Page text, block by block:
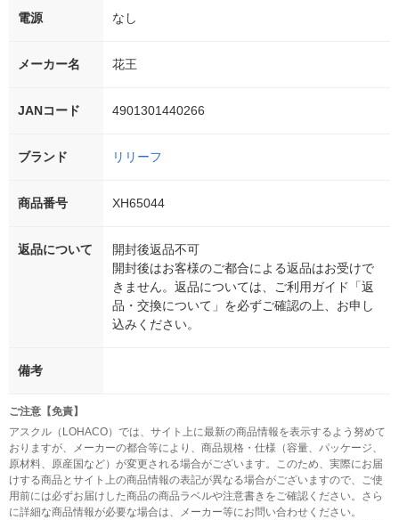
電源 なし
メーカー名 花王
JANコード 4901301440266
ブランド リリーフ
商品番号 XH65044
返品について
開封後返品不可
開封後はお客様のご都合による返品はお受けで
きません。返品については、ご利用ガイド「返
品・交換について」を必ずご確認の上、お申し
込みください。
備考
ご注意【免責】
アスクル（LOHACO）では、サイト上に最新の商品情報を表示するよう努めて
おりますが、メーカーの都合等により、商品規格・仕様（容量、パッケージ、
原材料、原産国など）が変更される場合がございます。このため、実際にお届
けする商品とサイト上の商品情報の表記が異なる場合がございますので、ご使
用前には必ずお届けした商品の商品ラベルや注意書きをご確認ください。さら
に詳細な商品情報が必要な場合は、メーカー等にお問い合わせください。